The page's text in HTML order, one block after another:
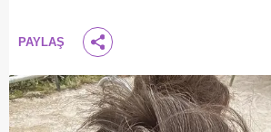
PAYLAŞ